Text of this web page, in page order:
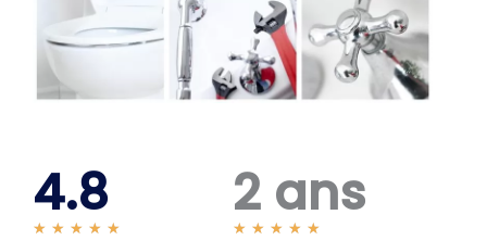
4.8
★ ★ ★ ★ ★
2 ans
★ ★ ★ ★ ★